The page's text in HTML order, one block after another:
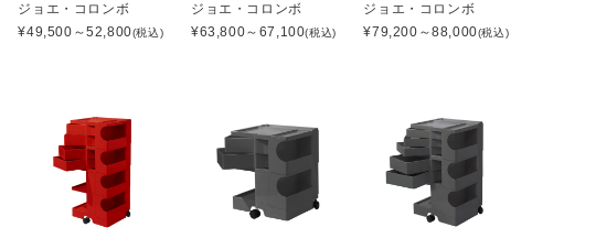
ジョエ・コロンボ
¥49,500～52,800(税込)
ジョエ・コロンボ
¥63,800～67,100(税込)
ジョエ・コロンボ
¥79,200～88,000(税込)